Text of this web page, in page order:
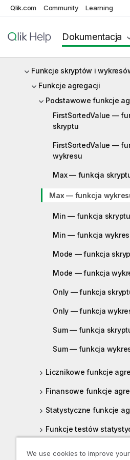
Qlik.com Community Learning
Dokumentacja
Wyrażenia skryptu
Wyrażenia wykresu
Funkcje skryptów i
Funkcje agregacji
Podstawowe funkcje
FirstSortedValue —
skryptu
FirstSortedValue —
wykresu
Max — funkcja
Max — funkcja
Min — funkcja skryptu
Min — funkcja
Mode — funkcja
Mode — funkcja
Only — funkcja
Only — funkcja
Sum — funkcja
Sum — funkcja
Licznikowe funkcje
Finansowe funkcje
Statystyczne funkcje
Funkcje testów
We use cookies to improve